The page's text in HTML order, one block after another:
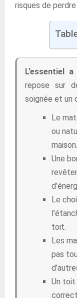
risques de
L’essentiel
repose sur
soignée et un
Le
ou
maison.
Une
Le
toit.
Les
pas
Un toit